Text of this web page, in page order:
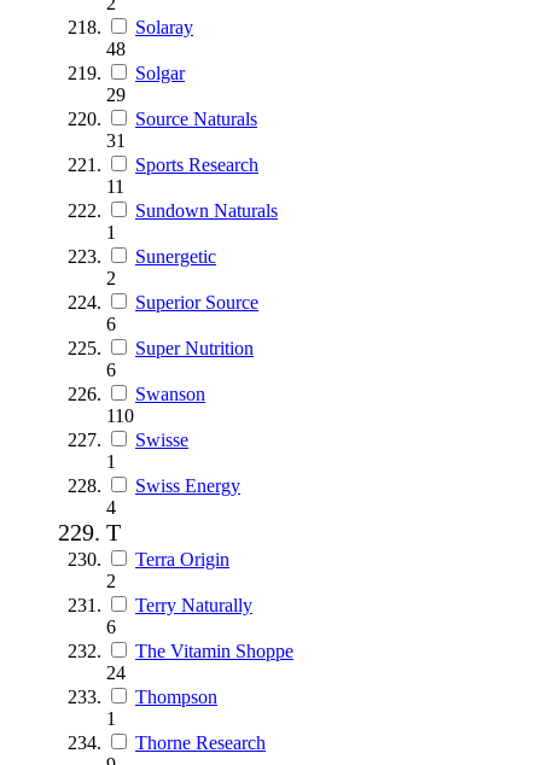
Solaray
48
Solgar
29
Source Naturals
31
Sports Research
11
Sundown Naturals
1
Sunergetic
2
Superior Source
6
Super Nutrition
6
Swanson
110
Swisse
1
Swiss Energy
4
T
Terra Origin
2
Terry Naturally
6
The Vitamin Shoppe
24
Thompson
1
Thorne Research